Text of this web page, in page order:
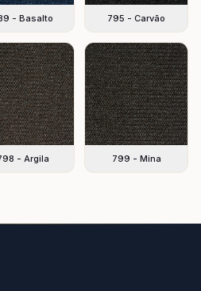
- Basalto 795 - Carvão
- Argila 799 - Mina